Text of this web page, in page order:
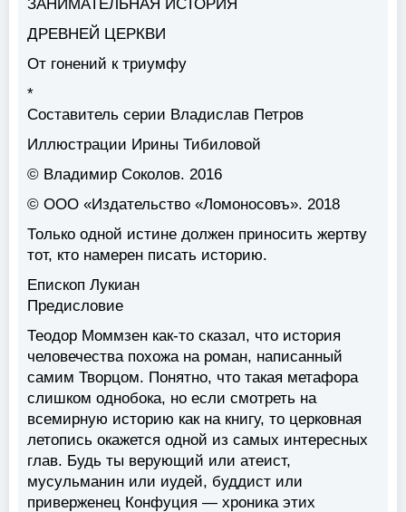
ЗАНИМАТЕЛЬНАЯ ИСТОРИЯ
ДРЕВНЕЙ ЦЕРКВИ
От гонений к триумфу
*
Составитель серии Владислав Петров
Иллюстрации Ирины Тибиловой
© Владимир Соколов. 2016
© ООО «Издательство «Ломоносовъ». 2018
Только одной истине должен приносить жертву
тот, кто намерен писать историю.
Епископ Лукиан
Предисловие
Теодор Моммзен как-то сказал, что история
человечества похожа на роман, написанный
самим Творцом. Понятно, что такая метафора
слишком однобока, но если смотреть на
всемирную историю как на книгу, то церковная
летопись окажется одной из самых интересных
глав. Будь ты верующий или атеист,
мусульманин или иудей, буддист или
приверженец Конфуция — хроника этих